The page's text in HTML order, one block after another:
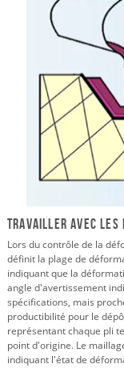
Travailler avec
Lors du contrôle de la
définit la plage de
indiquant que la
angle d'avertissement
spécifications, mais
productibilité pour le
représentant chaque pli
point d'origine. Le
indiquant l'état de